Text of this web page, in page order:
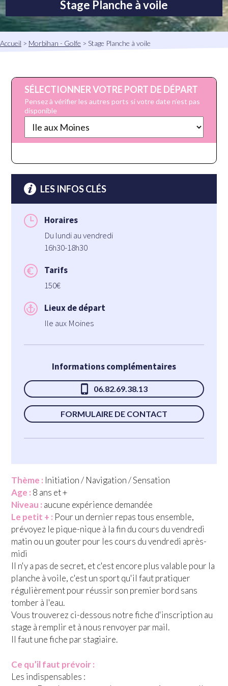
Stage Planche à voile
Fil
Accueil Morbihan - Golfe Stage Planche à voile
LES INFOS CLÉS
Horaires
Du lundi au vendredi
16h30-18h30
Tarifs
150€
Lieux de départ
Ile aux Moines
Informations complémentaires
06.82.69.38.13
FORMULAIRE DE CONTACT
SÉLECTIONNER VOTRE PORT DE DÉPART
Pensez à vérifier les autres ports si votre date n’est pas
disponible
Thème : Initiation / Navigation / Sensation
Age : 8 ans et +
Niveau : aucune expérience demandée
Le petit + : Pour un dernier repas tous ensemble,
prévoyez le pique-nique à la fin du cours du vendredi
matin ou un gouter pour les cours du vendredi après-
midi
Il n'y a pas de secret, et c'est encore plus valable pour la
planche à voile, c'est un sport qu'il faut pratiquer
régulièrement pour réussir son premier bord sans
tomber à l'eau.
Vous trouverez ci-dessous notre fiche d'inscription au
stage à remplir et à nous renvoyer par mail.
Il faut une fiche par stagiaire.
Ce qu’il faut prévoir :
Les indispensables :